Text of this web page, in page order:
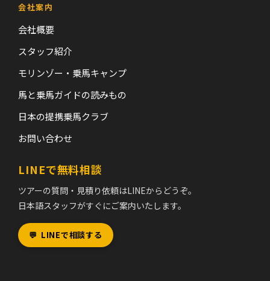
会社案内
会社概要
スタッフ紹介
モリンゾー・乗馬キャンプ
馬と乗馬ガイドの読みもの
日本の提携乗馬クラブ
お問い合わせ
LINEで無料相談
ツアーの質問・見積り依頼はLINEからどうぞ。
日本語スタッフがすぐにご案内いたします。
💬 LINEで相談する